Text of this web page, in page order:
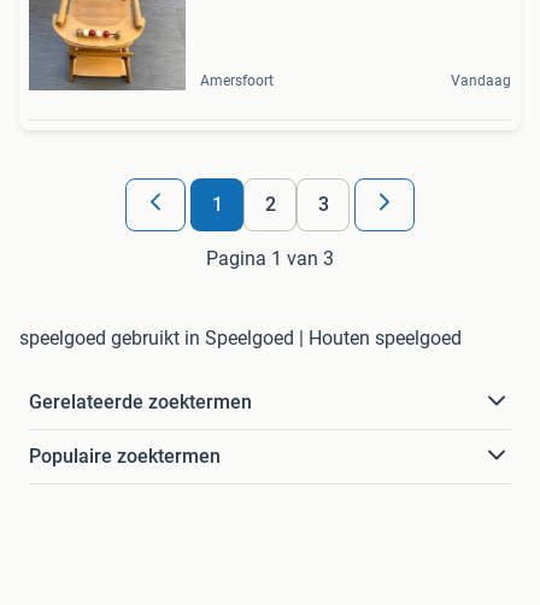
Amersfoort Vandaag
1 2 3
Pagina 1 van 3
speelgoed gebruikt in Speelgoed | Houten speelgoed
Gerelateerde zoektermen
Populaire zoektermen